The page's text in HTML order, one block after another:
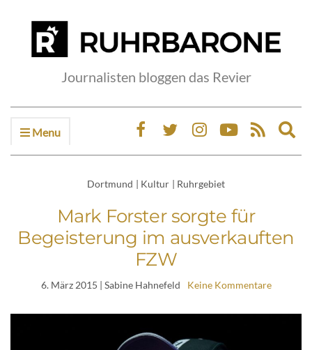
Journalisten bloggen das Revier
Menu
Dortmund | Kultur | Ruhrgebiet
Mark Forster sorgte für
Begeisterung im ausverkauften
FZW
6. März 2015 | Sabine Hahnefeld Keine Kommentare